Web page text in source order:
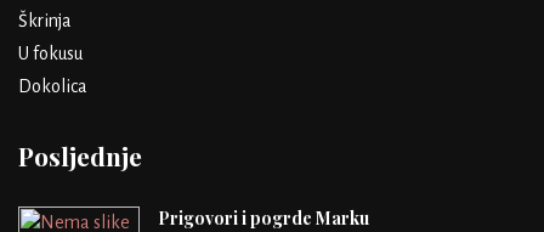
Škrinja
U fokusu
Dokolica
Posljednje
Prigovori i pogrde Marku